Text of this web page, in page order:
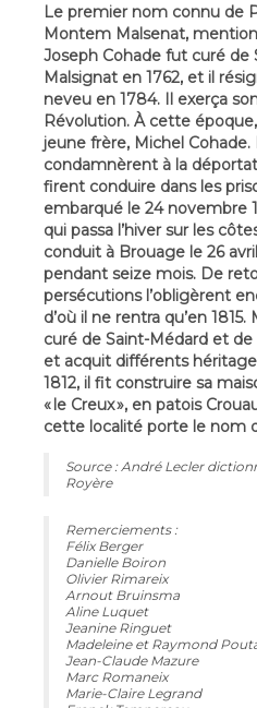
Le premier nom connu de
Montem Malsenat,
Joseph Cohade fut curé
Malsignat en 1762, et il
neveu en 1784. Il exerça
Révolution. À cette
jeune frère, Michel
condamnèrent à la
firent conduire dans les
embarqué le 24 novembre
qui passa l’hiver sur les
conduit à Brouage le 26
pendant seize mois. De
persécutions l’obligèrent
d’où il ne rentra qu’en
curé de Saint-Médard et
et acquit différents
1812, il fit construire sa
« le Creux », en patois
cette localité porte le nom
Source : André Lecler
Royère
Remerciements :
Félix Berger
Danielle Boiron
Olivier Rimareix
Arnout Bruinsma
Aline Luquet
Jeanine Ringuet
Madeleine et Raymond
Jean-Claude Mazure
Marc Romaneix
Marie-Claire Legrand